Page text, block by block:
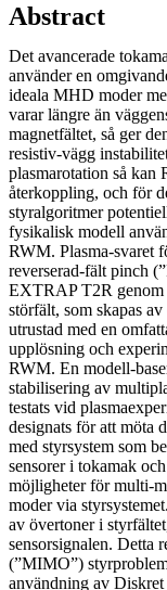
Abstract
Det avancerade
använder en
ideala MHD moder
varar längre än
magnetfältet, så ger
resistiv-vägg
plasmarotation så kan
återkoppling, och för
styralgoritmer
fysikalisk modell
RWM. Plasma-svaret
reverserad-fält pinch
EXTRAP T2R genom
störfält, som skapas
utrustad med en
upplösning och
RWM. En modell-
stabilisering av
testats vid
designats för att möta
med styrsystem som
sensorer i tokamak
möjligheter för multi-
moder via
av övertoner i
sensorsignalen. Detta
(”MIMO”)
användning av